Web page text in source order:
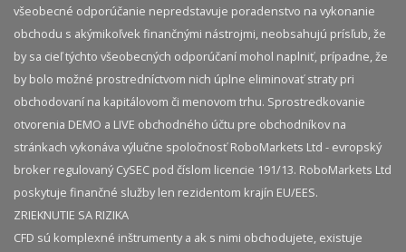
všeobecné odporúčanie nepredstavuje poradenstvo na vykonanie
obchodu s akýmikoľvek finančnými nástrojmi, neobsahujú prísľub, že
by sa cieľ týchto všeobecných odporúčaní mohol naplniť, prípadne, že
by bolo možné prostredníctvom nich úplne eliminovať straty pri
obchodovaní na kapitálovom či menovom trhu. Sprostredkovanie
otvorenia DEMO a LIVE obchodného účtu pre obchodníkov na
stránkach vykonáva výlučne spoločnosť RoboMarkets Ltd - evropský
broker regulovaný CySEC pod číslom licencie 191/13. RoboMarkets Ltd
poskytuje finančné služby len rezidentom krajín EU/EES.
ZRIEKNUTIE SA RIZIKA
CFD sú komplexné inštrumenty a ak s nimi obchodujete, existuje